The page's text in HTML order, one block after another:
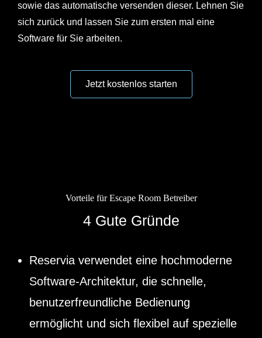
sowie das automatische versenden dieser. Lehnen Sie
sich zurück und lassen Sie zum ersten mal eine
Software für Sie arbeiten.
Vorteile für Escape Room Betreiber
4 Gute Gründe
Reservia verwendet eine hochmoderne
Software-Architektur, die schnelle,
benutzerfreundliche Bedienung
ermöglicht und sich flexibel auf spezielle